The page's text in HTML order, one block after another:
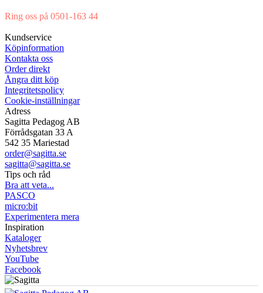
Ring oss på 0501-163 44
Kundservice
Köpinformation
Kontakta oss
Order direkt
Ångra ditt köp
Integritetspolicy
Cookie-inställningar
Adress
Sagitta Pedagog AB
Förrådsgatan 33 A
542 35 Mariestad
order@sagitta.se
sagitta@sagitta.se
Tips och råd
Bra att veta...
PASCO
micro:bit
Experimentera mera
Inspiration
Kataloger
Nyhetsbrev
YouTube
Facebook